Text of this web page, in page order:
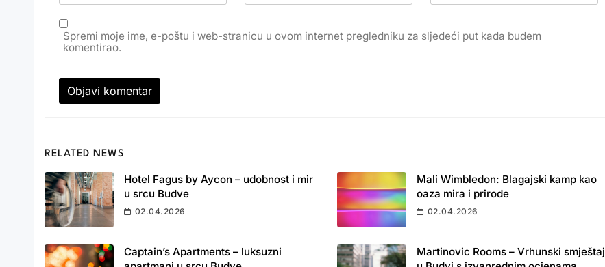
Spremi moje ime, e-poštu i web-stranicu u ovom internet pregledniku za sljedeći put kada budem
komentirao.
RELATED NEWS
Hotel Fagus by Aycon – udobnost i mir
u srcu Budve
02.04.2026
Mali Wimbledon: Blagajski kamp kao
oaza mira i prirode
02.04.2026
Captain’s Apartments – luksuzni
Martinovic Rooms – Vrhunski smještaj